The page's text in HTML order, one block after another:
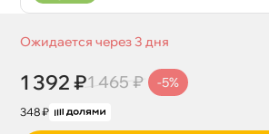
Ожидается через 3 дня
1 392 ₽1 465 ₽ -5%
348 ₽